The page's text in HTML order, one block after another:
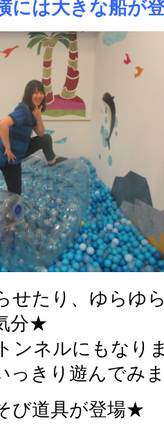
には大きな船が
せたり、ゆらゆ
分★
ンネルにもなり
っきり遊んでみ
び道具が登場★